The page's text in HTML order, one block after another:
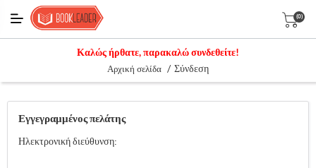
(0)
Καλώς ήρθατε, παρακαλώ συνδεθείτε!
Αρχική σελίδα / Σύνδεση
Εγγεγραμμένος πελάτης
Ηλεκτρονική διεύθυνση: